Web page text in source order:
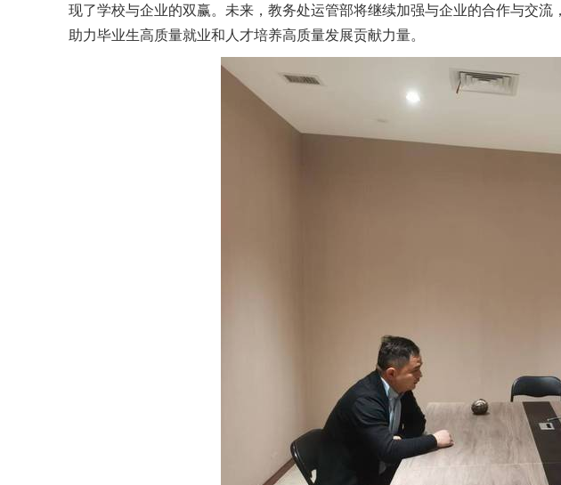
现了学校与企业的双赢。未来，教务处运管部将继续加强与企业的合作与交流
助力毕业生高质量就业和人才培养高质量发展贡献力量。